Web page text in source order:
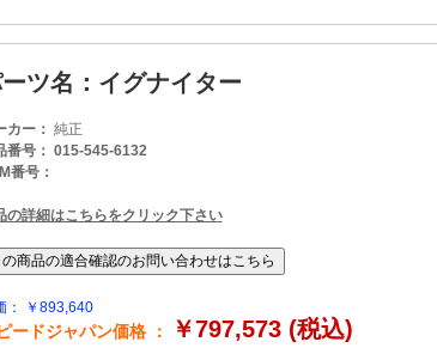
ツ名：イグナイター
カー： 純正
番号： 015-545-6132
番号：
の詳細はこちらをクリック下さい
： ￥893,640
ードジャパン価格 ： ￥797,573 (税込)